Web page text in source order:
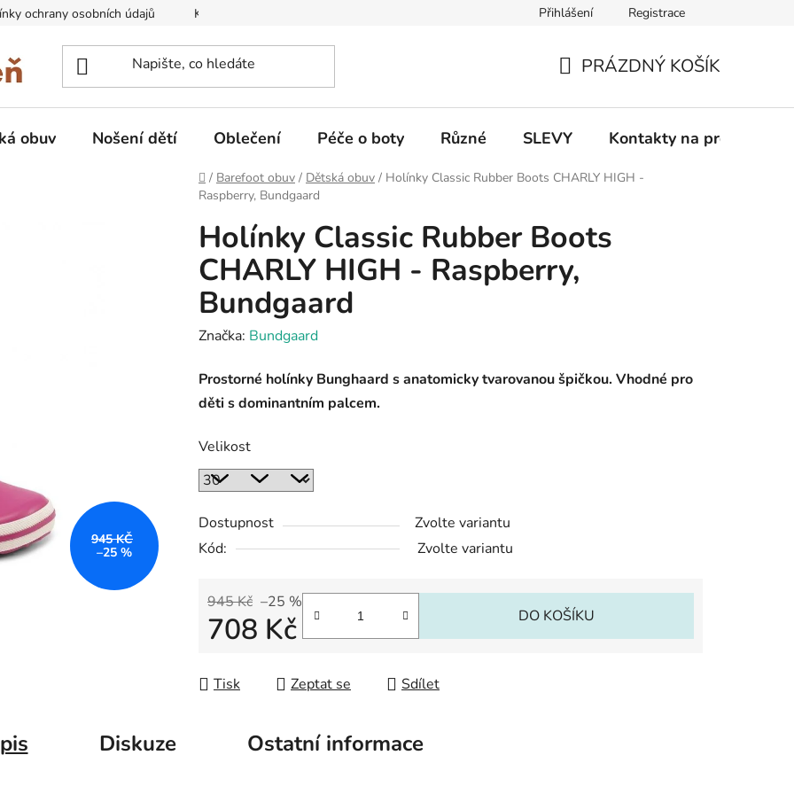
ochrany osobních údajů Kontakty na prodejny Informace k on-line platbám Odstoupení od
Přihlášení Registrace
KOŠÍK
PRÁZDNÝ KOŠÍK
obuv Nošení dětí Oblečení Péče o boty Různé SLEVY Kontakty na prodejny
Domů
/ Barefoot obuv / Dětská obuv / Holínky Classic Rubber Boots CHARLY HIGH -
Raspberry, Bundgaard
Holínky Classic Rubber Boots
CHARLY HIGH - Raspberry,
Bundgaard
Značka: Bundgaard
Prostorné holínky Bunghaard s anatomicky tvarovanou špičkou. Vhodné pro
děti s dominantním palcem.
Velikost
Dostupnost
Zvolte variantu
Kód:
Zvolte variantu
945 Kč –25 %
708 Kč DO KOŠÍKU
Tisk Zeptat se Sdílet
945 KČ
–25 %
Diskuze Ostatní informace